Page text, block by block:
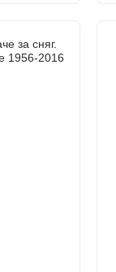
за сняг.
1956-2016